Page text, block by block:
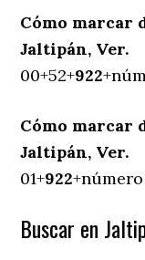
Cómo marcar
Jaltipán, Ver.
00+52+922
Cómo marcar
Jaltipán, Ver.
01+922
Buscar en